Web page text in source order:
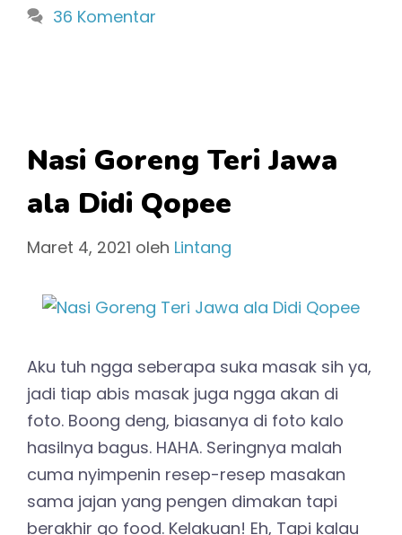
36 Komentar
Nasi Goreng Teri Jawa
ala Didi Qopee
Maret 4, 2021 oleh Lintang
Aku tuh ngga seberapa suka masak sih ya,
jadi tiap abis masak juga ngga akan di
foto. Boong deng, biasanya di foto kalo
hasilnya bagus. HAHA. Seringnya malah
cuma nyimpenin resep-resep masakan
sama jajan yang pengen dimakan tapi
berakhir go food. Kelakuan! Eh, Tapi kalau